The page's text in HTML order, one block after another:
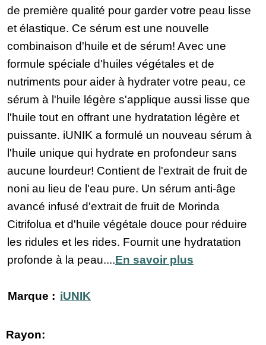
de première qualité pour garder votre peau lisse
et élastique. Ce sérum est une nouvelle
combinaison d'huile et de sérum! Avec une
formule spéciale d'huiles végétales et de
nutriments pour aider à hydrater votre peau, ce
sérum à l'huile légère s'applique aussi lisse que
l'huile tout en offrant une hydratation légère et
puissante. iUNIK a formulé un nouveau sérum à
l'huile unique qui hydrate en profondeur sans
aucune lourdeur! Contient de l'extrait de fruit de
noni au lieu de l'eau pure. Un sérum anti-âge
avancé infusé d'extrait de fruit de Morinda
Citrifolua et d'huile végétale douce pour réduire
les ridules et les rides. Fournit une hydratation
profonde à la peau....En savoir plus
Marque : iUNIK
Rayon: